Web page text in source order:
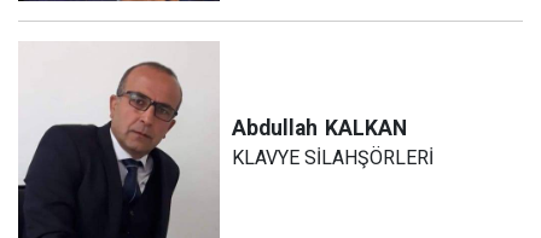
Abdullah KALKAN
KLAVYE SİLAHŞÖRLERİ